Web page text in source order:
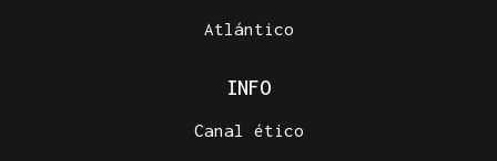
Atlántico
INFO
Canal ético